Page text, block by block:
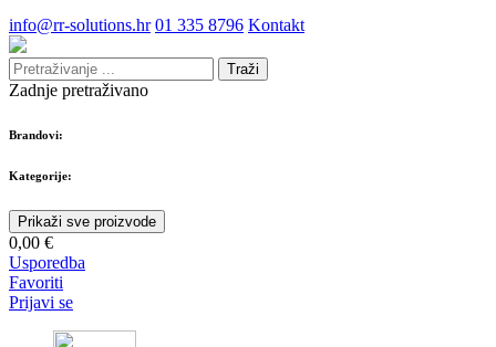
info@rr-solutions.hr 01 335 8796 Kontakt
Traži
Zadnje pretraživano
Brandovi:
Kategorije:
Prikaži sve proizvode
0,00 €
Usporedba
Favoriti
Prijavi se